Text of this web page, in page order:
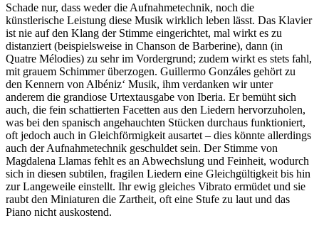
Schade nur, dass weder die Aufnahmetechnik, noch die
künstlerische Leistung diese Musik wirklich leben lässt. Das Klavier
ist nie auf den Klang der Stimme eingerichtet, mal wirkt es zu
distanziert (beispielsweise in Chanson de Barberine), dann (in
Quatre Mélodies) zu sehr im Vordergrund; zudem wirkt es stets fahl,
mit grauem Schimmer überzogen. Guillermo Gonzáles gehört zu
den Kennern von Albéniz‘ Musik, ihm verdanken wir unter
anderem die grandiose Urtextausgabe von Iberia. Er bemüht sich
auch, die fein schattierten Facetten aus den Liedern hervorzuholen,
was bei den spanisch angehauchten Stücken durchaus funktioniert,
oft jedoch auch in Gleichförmigkeit ausartet – dies könnte allerdings
auch der Aufnahmetechnik geschuldet sein. Der Stimme von
Magdalena Llamas fehlt es an Abwechslung und Feinheit, wodurch
sich in diesen subtilen, fragilen Liedern eine Gleichgültigkeit bis hin
zur Langeweile einstellt. Ihr ewig gleiches Vibrato ermüdet und sie
raubt den Miniaturen die Zartheit, oft eine Stufe zu laut und das
Piano nicht auskostend.